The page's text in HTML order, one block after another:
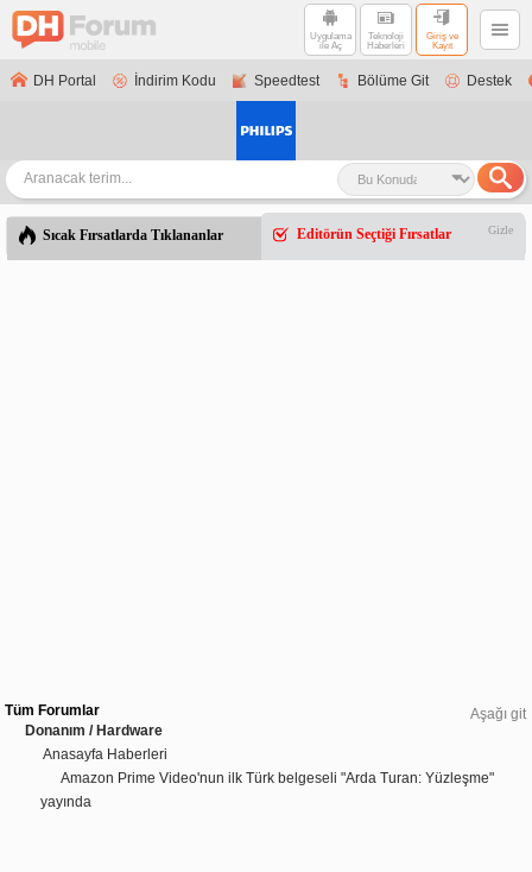
Uygulama
ile Aç
Teknoloji
Haberleri
Giriş ve
Kayıt
DH Portal İndirim Kodu Speedtest Bölüme Git Destek
Sıcak Fırsatlarda Tıklananlar Editörün Seçtiği Fırsatlar Gizle
Aşağı git
Tüm Forumlar
Donanım / Hardware
Anasayfa Haberleri
Amazon Prime Video'nun ilk Türk belgeseli "Arda Turan: Yüzleşme"
yayında